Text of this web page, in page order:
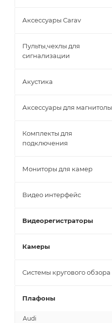
Аксессуары Carav
Пульты,чехлы для
сигнализации
Акустика
Аксессуары для магнитолы
Комплекты для
подключения
Мониторы для камер
Видео интерфейс
Видеорегистраторы
Камеры
Системы кругового обзора
Плафоны
Audi